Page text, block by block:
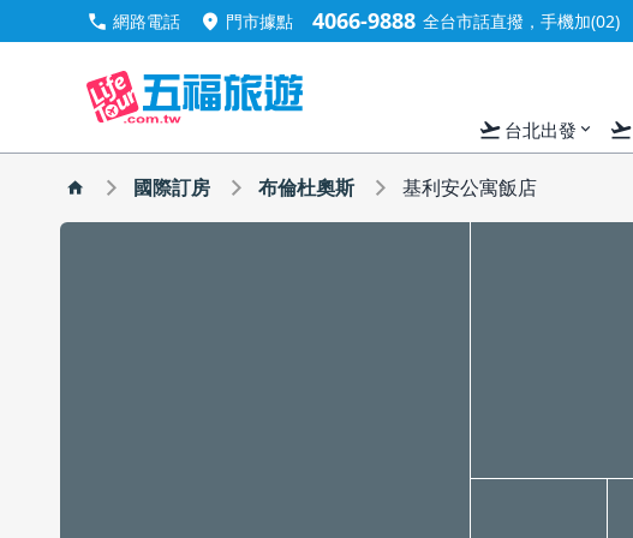
call 網路電話 location_on 門市據點 4066-9888 全台市話直撥，手機加(02)
flight_takeoff 台北出發 expand_more flight_takeoff
國際訂房 布倫杜奧斯 基利安公寓飯店